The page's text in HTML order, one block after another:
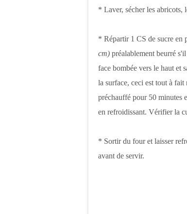
* Laver, sécher les abricots,
* Répartir 1 CS de sucre en
cm) préalablement beurré
face bombée vers le haut et
la surface, ceci est tout à
préchauffé pour 50 minutes
en refroidissant. Vérifier la
* Sortir du four et laisser
avant de servir.